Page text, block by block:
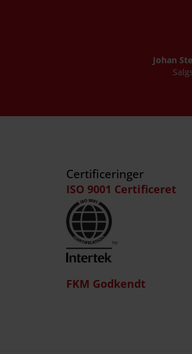
Johan
Certificeringer
ISO 9001 Certificeret
FKM Godkendt